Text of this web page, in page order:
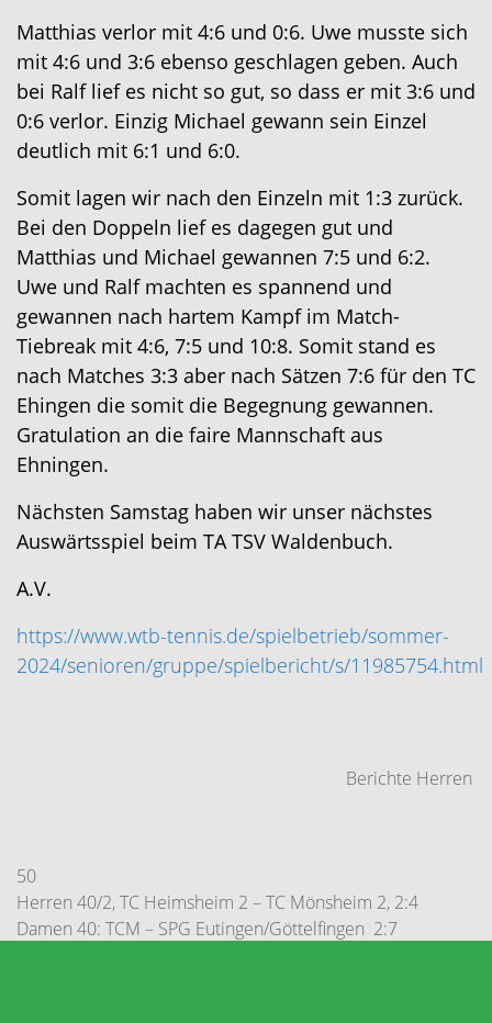
Matthias verlor mit 4:6 und 0:6. Uwe musste sich
mit 4:6 und 3:6 ebenso geschlagen geben. Auch
bei Ralf lief es nicht so gut, so dass er mit 3:6 und
0:6 verlor. Einzig Michael gewann sein Einzel
deutlich mit 6:1 und 6:0.
Somit lagen wir nach den Einzeln mit 1:3 zurück.
Bei den Doppeln lief es dagegen gut und
Matthias und Michael gewannen 7:5 und 6:2.
Uwe und Ralf machten es spannend und
gewannen nach hartem Kampf im Match-
Tiebreak mit 4:6, 7:5 und 10:8. Somit stand es
nach Matches 3:3 aber nach Sätzen 7:6 für den TC
Ehingen die somit die Begegnung gewannen.
Gratulation an die faire Mannschaft aus
Ehningen.
Nächsten Samstag haben wir unser nächstes
Auswärtsspiel beim TA TSV Waldenbuch.
A.V.
https://www.wtb-tennis.de/spielbetrieb/sommer-
2024/senioren/gruppe/spielbericht/s/11985754.html
Berichte Herren
50
Herren 40/2, TC Heimsheim 2 – TC Mönsheim 2, 2:4
Damen 40: TCM – SPG Eutingen/Göttelfingen 2:7